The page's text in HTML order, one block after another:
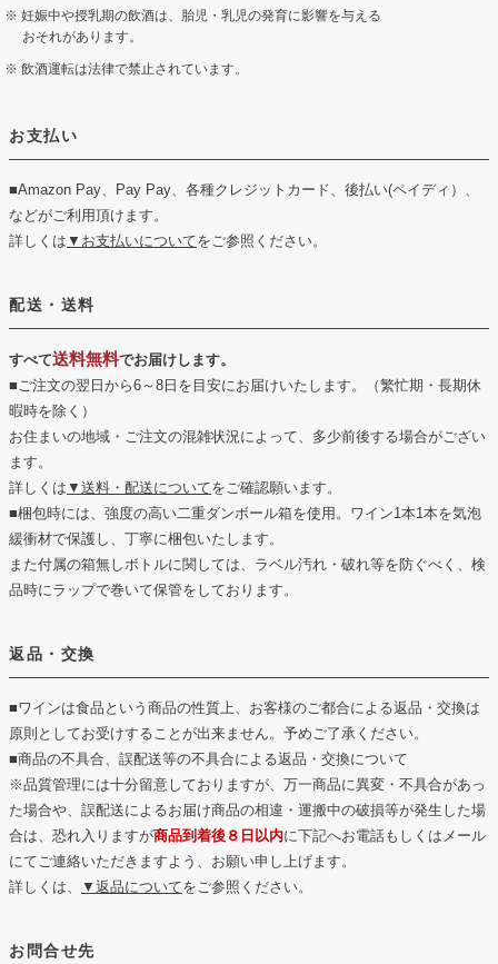
妊娠中や授乳期の飲酒は、胎児・乳児の発育に影響を与える
おそれがあります。
飲酒運転は法律で禁止されています。
お支払い
■Amazon Pay、Pay Pay、各種クレジットカード、後払い(ペイディ）、
などがご利用頂けます。
詳しくは ▼お支払いについてをご参照ください。
配送・送料
すべて送料無料でお届けします。
■ご注文の翌日から6～8日を目安にお届けいたします。（繁忙期・長期休
暇時を除く）
お住まいの地域・ご注文の混雑状況によって、多少前後する場合がござい
ます。
詳しくは ▼送料・配送についてをご確認願います。
■梱包時には、強度の高い二重ダンボール箱を使用。ワイン1本1本を気泡
緩衝材で保護し、丁寧に梱包いたします。
また付属の箱無しボトルに関しては、ラベル汚れ・破れ等を防ぐべく、検
品時にラップで巻いて保管をしております。
返品・交換
■ワインは食品という商品の性質上、お客様のご都合による返品・交換は
原則としてお受けすることが出来ません。予めご了承ください。
■商品の不具合、誤配送等の不具合による返品・交換について
※品質管理には十分留意しておりますが、万一商品に異変・不具合があっ
た場合や、誤配送によるお届け商品の相違・運搬中の破損等が発生した場
合は、恐れ入りますが商品到着後８日以内に下記へお電話もしくはメール
にてご連絡いただきますよう、お願い申し上げます。
詳しくは、
▼返品についてをご参照ください。
お問合せ先